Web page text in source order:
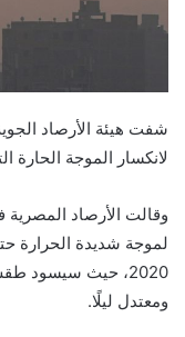
شفت هيئة الأرصاد
لانكسار الموجة الحارة
وقالت الأرصاد المصرية
2020، حيث سيسود
ومعتدل ليلًا.